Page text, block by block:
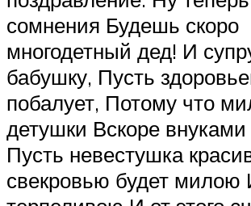
сомнения Будешь скоро
многодетный дед! И
бабушку, Пусть
побалует, Потому что
детушки Вскоре
Пусть невестушка
свекровью будет милою